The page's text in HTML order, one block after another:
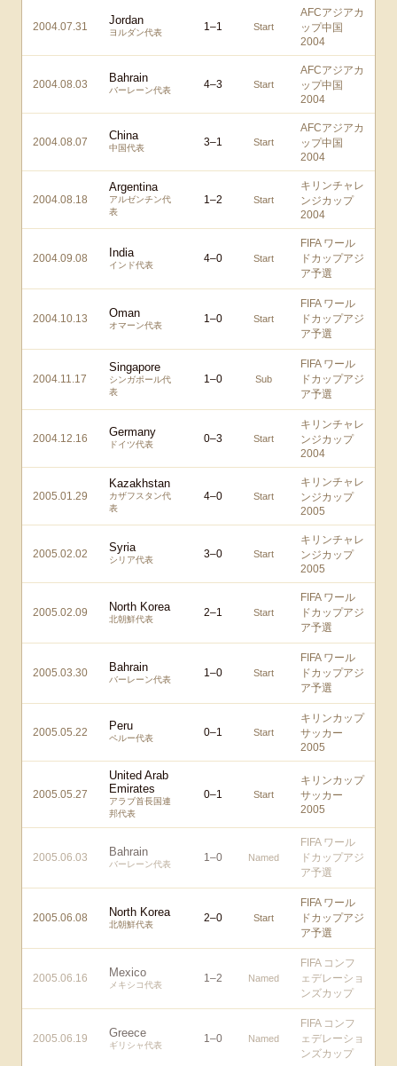
2004.07.31 Jordan
ヨルダン代表 1–1 Start
AFCアジアカ
ップ中国
2004
2004.08.03 Bahrain
バーレーン代表 4–3 Start
AFCアジアカ
ップ中国
2004
2004.08.07 China
中国代表 3–1 Start
AFCアジアカ
ップ中国
2004
2004.08.18
Argentina
アルゼンチン代
表
1–2 Start
キリンチャレ
ンジカップ
2004
2004.09.08 India
インド代表
4–0 Start
FIFA ワール
ドカップアジ
ア予選
2004.10.13 Oman
オマーン代表
1–0 Start
FIFA ワール
ドカップアジ
ア予選
2004.11.17
Singapore
シンガポール代
表
1–0 Sub
FIFA ワール
ドカップアジ
ア予選
2004.12.16 Germany
ドイツ代表 0–3 Start
キリンチャレ
ンジカップ
2004
2005.01.29
Kazakhstan
カザフスタン代
表
4–0 Start
キリンチャレ
ンジカップ
2005
2005.02.02 Syria
シリア代表 3–0 Start
キリンチャレ
ンジカップ
2005
2005.02.09 North Korea
北朝鮮代表
2–1 Start
FIFA ワール
ドカップアジ
ア予選
2005.03.30 Bahrain
バーレーン代表
1–0 Start
FIFA ワール
ドカップアジ
ア予選
2005.05.22 Peru
ペルー代表 0–1 Start
キリンカップ
サッカー
2005
2005.05.27
United Arab
Emirates
アラブ首長国連
邦代表
0–1 Start
キリンカップ
サッカー
2005
2005.06.03 Bahrain
バーレーン代表
1–0 Named
FIFA ワール
ドカップアジ
ア予選
2005.06.08 North Korea
北朝鮮代表
2–0 Start
FIFA ワール
ドカップアジ
ア予選
2005.06.16 Mexico
メキシコ代表
1–2 Named
FIFA コンフ
ェデレーショ
ンズカップ
2005.06.19 Greece
ギリシャ代表
1–0 Named
FIFA コンフ
ェデレーショ
ンズカップ